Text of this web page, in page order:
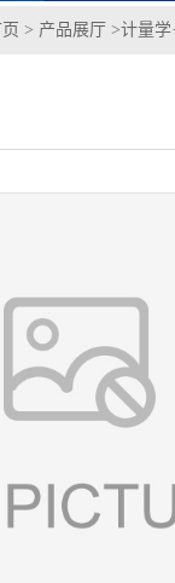
> 产品展厅 >计量学
V/Cu/Ti/Co/Alt)